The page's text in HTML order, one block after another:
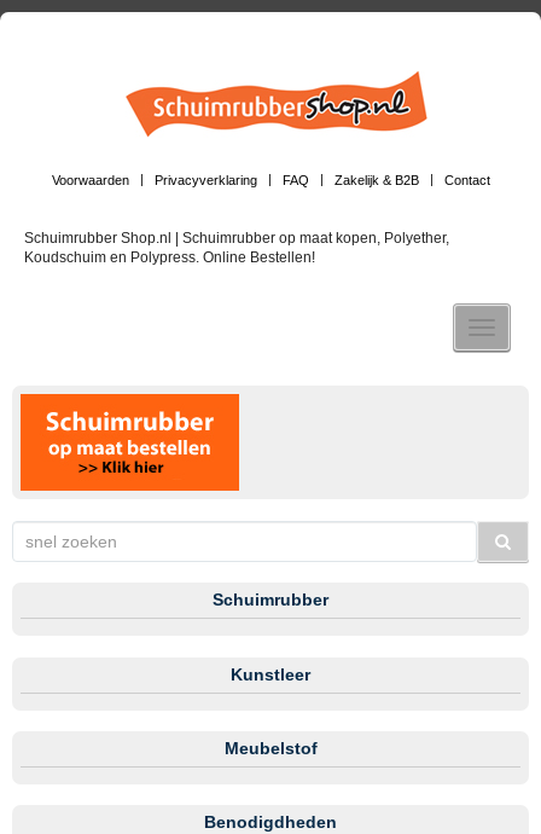
Voorwaarden Privacyverklaring FAQ Zakelijk & B2B Contact
Schuimrubber Shop.nl | Schuimrubber op maat kopen, Polyether,
Koudschuim en Polypress. Online Bestellen!
Toggle
Schuimrubber
Kunstleer
Meubelstof
Benodigdheden